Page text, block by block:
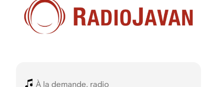
À la demande, radio